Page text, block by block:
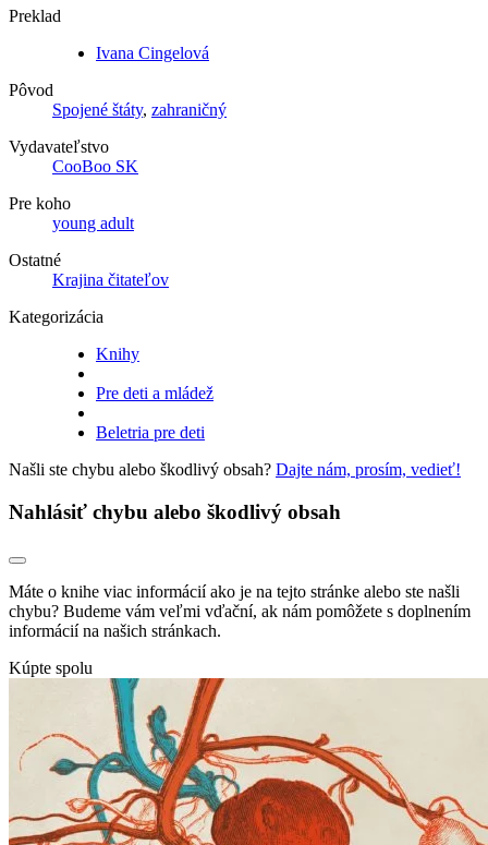
Preklad
Ivana Cingelová
Pôvod
Spojené štáty, zahraničný
Vydavateľstvo
CooBoo SK
Pre koho
young adult
Ostatné
Krajina čitateľov
Kategorizácia
Knihy
Pre deti a mládež
Beletria pre deti
Našli ste chybu alebo škodlivý obsah? Dajte nám, prosím, vedieť!
Nahlásiť chybu alebo škodlivý obsah
Máte o knihe viac informácií ako je na tejto stránke alebo ste našli
chybu? Budeme vám veľmi vďační, ak nám pomôžete s doplnením
informácií na našich stránkach.
Kúpte spolu